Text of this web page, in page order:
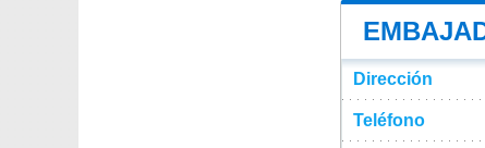
Dirección
Teléfono